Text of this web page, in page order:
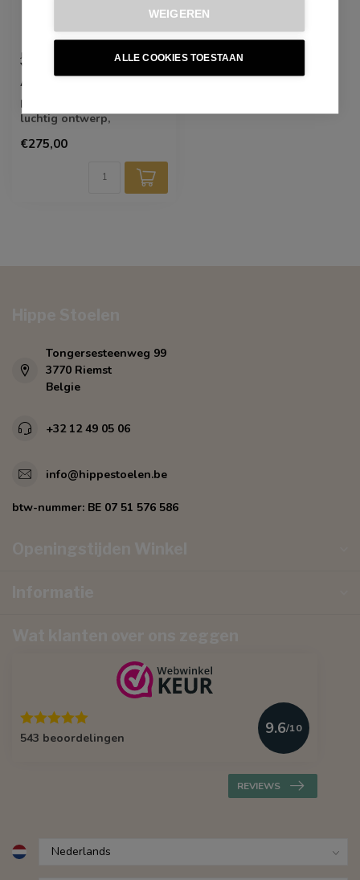
WEIGEREN
ALLE COOKIES TOESTAAN
JESPER HOME
Yanai Pigeon Barkruk -
Arch Black (L)
De Yanai barkruk heeft een
luchtig ontwerp,
subtiele inkepi...
€275,00
Tongersesteenweg 99
3770 Riemst
Belgie
+32 12 49 05 06
info@hippestoelen.be
btw-nummer: BE 07 51 576 586
543 beoordelingen
9.6/10
REVIEWS